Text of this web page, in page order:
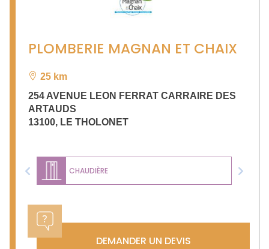
PLOMBERIE MAGNAN ET CHAIX
25 km
254 AVENUE LEON FERRAT CARRAIRE DES
ARTAUDS
13100, LE THOLONET
CHAUDIÈRE
Previous Next
DEMANDER UN DEVIS